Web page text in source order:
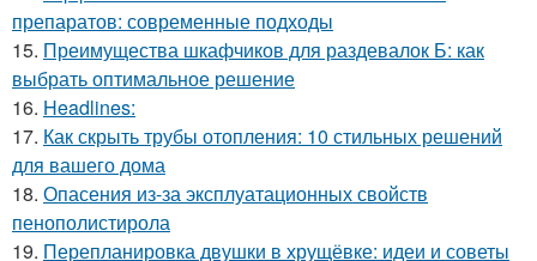
препаратов: современные подходы
15. Преимущества шкафчиков для раздевалок Б: как
выбрать оптимальное решение
16. Headlines:
17. Как скрыть трубы отопления: 10 стильных решений
для вашего дома
18. Опасения из-за эксплуатационных свойств
пенополистирола
19. Перепланировка двушки в хрущёвке: идеи и советы